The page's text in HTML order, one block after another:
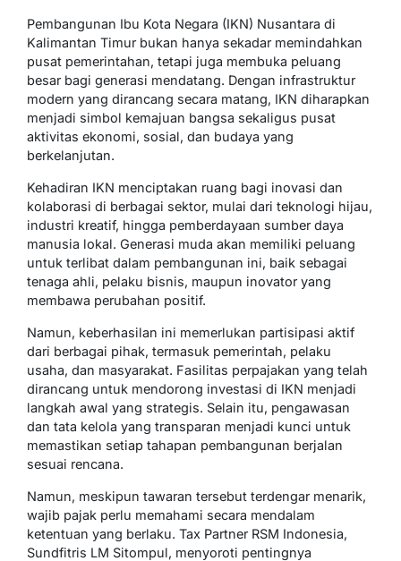
Pembangunan Ibu Kota Negara (IKN) Nusantara di
Kalimantan Timur bukan hanya sekadar memindahkan
pusat pemerintahan, tetapi juga membuka peluang
besar bagi generasi mendatang. Dengan infrastruktur
modern yang dirancang secara matang, IKN diharapkan
menjadi simbol kemajuan bangsa sekaligus pusat
aktivitas ekonomi, sosial, dan budaya yang
berkelanjutan.
Kehadiran IKN menciptakan ruang bagi inovasi dan
kolaborasi di berbagai sektor, mulai dari teknologi hijau,
industri kreatif, hingga pemberdayaan sumber daya
manusia lokal. Generasi muda akan memiliki peluang
untuk terlibat dalam pembangunan ini, baik sebagai
tenaga ahli, pelaku bisnis, maupun inovator yang
membawa perubahan positif.
Namun, keberhasilan ini memerlukan partisipasi aktif
dari berbagai pihak, termasuk pemerintah, pelaku
usaha, dan masyarakat. Fasilitas perpajakan yang telah
dirancang untuk mendorong investasi di IKN menjadi
langkah awal yang strategis. Selain itu, pengawasan
dan tata kelola yang transparan menjadi kunci untuk
memastikan setiap tahapan pembangunan berjalan
sesuai rencana.
Namun, meskipun tawaran tersebut terdengar menarik,
wajib pajak perlu memahami secara mendalam
ketentuan yang berlaku. Tax Partner RSM Indonesia,
Sundfitris LM Sitompul, menyoroti pentingnya